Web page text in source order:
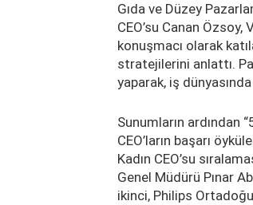
Gıda ve Düzey
CEO’su Canan Özsoy,
konuşmacı olarak
stratejilerini anlattı.
yaparak, iş
Sunumların ardından
CEO’ların başarı
Kadın CEO’su
Genel Müdürü Pınar
ikinci, Philips